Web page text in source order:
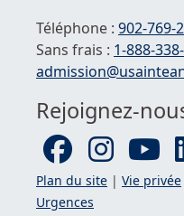
Téléphone : 902-769-
Sans frais : 1-888-
Courriel :
Rejoignez-
Plan du site | Vie privée
Urgences